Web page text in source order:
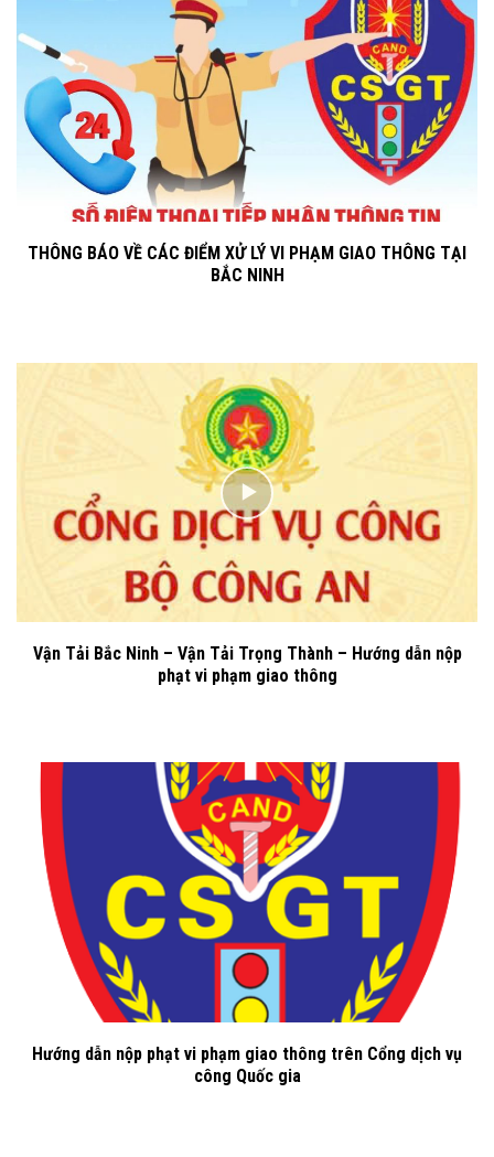
THÔNG BÁO VỀ CÁC ĐIỂM XỬ LÝ VI PHẠM GIAO THÔNG TẠI
BẮC NINH
Vận Tải Bắc Ninh – Vận Tải Trọng Thành – Hướng dẫn nộp
phạt vi phạm giao thông
Hướng dẫn nộp phạt vi phạm giao thông trên Cổng dịch vụ
công Quốc gia